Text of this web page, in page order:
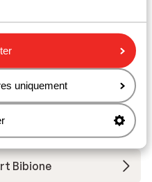
uniquement
- Côte
en ontbijt
Bibione